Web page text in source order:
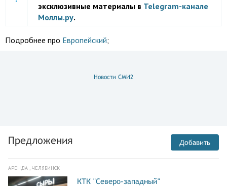
эксклюзивные материалы в Telegram-канале
Моллы.ру.
Подробнее про Европейский;
Новости СМИ2
Предложения Добавить
АРЕНДА , ЧЕЛЯБИНСК
КТК "Северо-западный"